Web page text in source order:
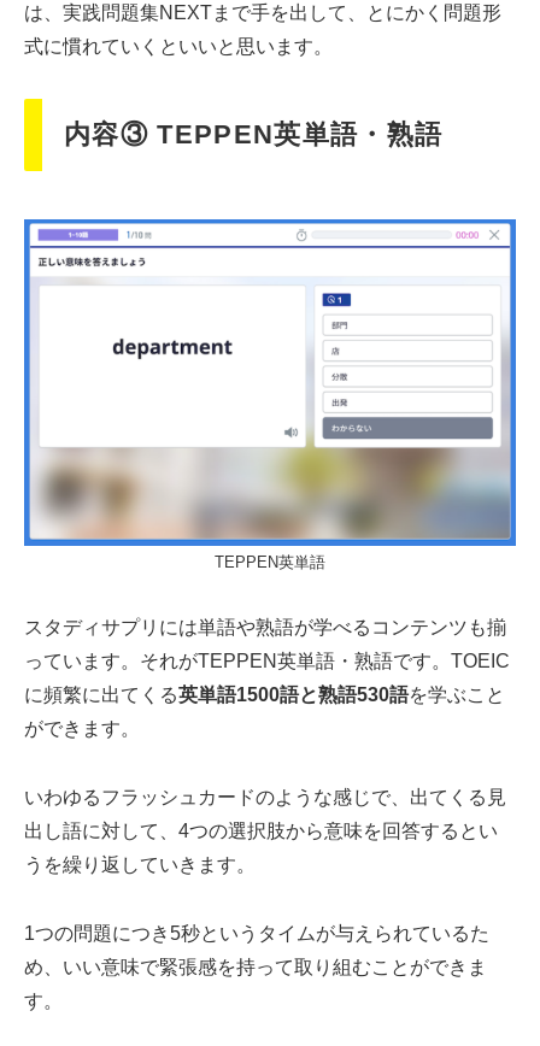
は、実践問題集NEXTまで手を出して、とにかく問題形
式に慣れていくといいと思います。
内容③ TEPPEN英単語・熟語
TEPPEN英単語
スタディサプリには単語や熟語が学べるコンテンツも揃
っています。それがTEPPEN英単語・熟語です。TOEIC
に頻繁に出てくる英単語1500語と熟語530語を学ぶこと
ができます。
いわゆるフラッシュカードのような感じで、出てくる見
出し語に対して、4つの選択肢から意味を回答するとい
うを繰り返していきます。
1つの問題につき5秒というタイムが与えられているた
め、いい意味で緊張感を持って取り組むことができま
す。